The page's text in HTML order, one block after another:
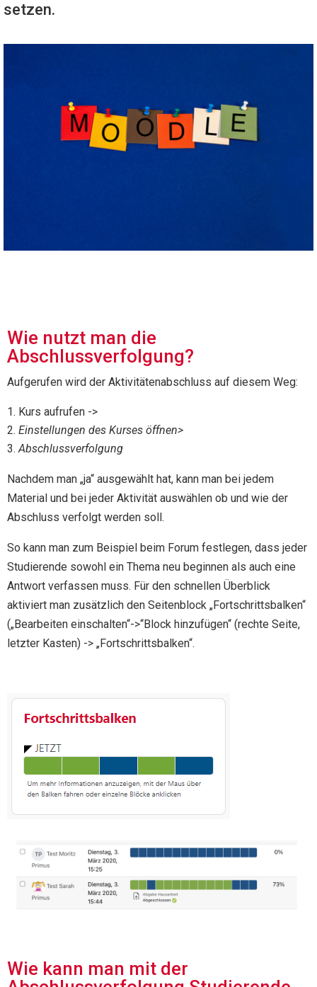
setzen.
Wie nutzt man die
Abschlussverfolgung?
Aufgerufen wird der Aktivitätenabschluss auf diesem Weg:
Kurs aufrufen ->
Einstellungen des Kurses öffnen>
Abschlussverfolgung
Nachdem man „ja“ ausgewählt hat, kann man bei jedem
Material und bei jeder Aktivität auswählen ob und wie der
Abschluss verfolgt werden soll.
So kann man zum Beispiel beim Forum festlegen, dass jeder
Studierende sowohl ein Thema neu beginnen als auch eine
Antwort verfassen muss. Für den schnellen Überblick
aktiviert man zusätzlich den Seitenblock „Fortschrittsbalken“
(„Bearbeiten einschalten“->“Block hinzufügen“ (rechte Seite,
letzter Kasten) -> „Fortschrittsbalken“.
Wie kann man mit der